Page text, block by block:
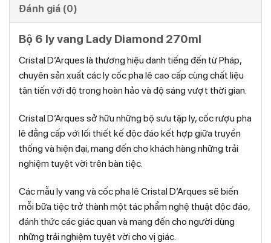
Đánh giá (0)
Bộ 6 ly vang Lady Diamond 270ml
Cristal D’Arques là thương hiệu danh tiếng đến từ Pháp,
chuyên sản xuất các ly cốc pha lê cao cấp cùng chất liệu
tân tiến với độ trong hoàn hảo và độ sáng vượt thời gian.
Cristal D’Arques sở hữu những bộ sưu tập ly, cốc rượu pha
lê đẳng cấp với lối thiết kế độc đáo kết hợp giữa truyền
thống và hiện đại, mang đến cho khách hàng những trải
nghiệm tuyệt vời trên bàn tiệc.
Các mẫu ly vang và cốc pha lê Cristal D’Arques sẽ biến
mỗi bữa tiệc trở thành một tác phẩm nghệ thuật độc đáo,
đánh thức các giác quan và mang đến cho người dùng
những trải nghiệm tuyệt vời cho vị giác.